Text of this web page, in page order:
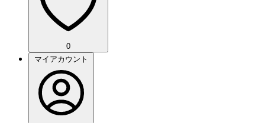
0
マイアカウント